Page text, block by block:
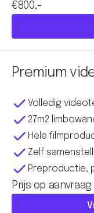
€800,-
Premium
Volledig
27m2
Hele
Zelf
Preproductie,
Prijs op aanvraag